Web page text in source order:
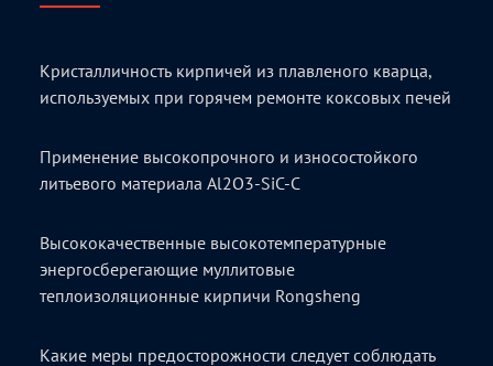
Кристалличность кирпичей из плавленого кварца,
используемых при горячем ремонте коксовых печей
Применение высокопрочного и износостойкого
литьевого материала Al2O3-SiC-C
Высококачественные высокотемпературные
энергосберегающие муллитовые
теплоизоляционные кирпичи Rongsheng
Какие меры предосторожности следует соблюдать